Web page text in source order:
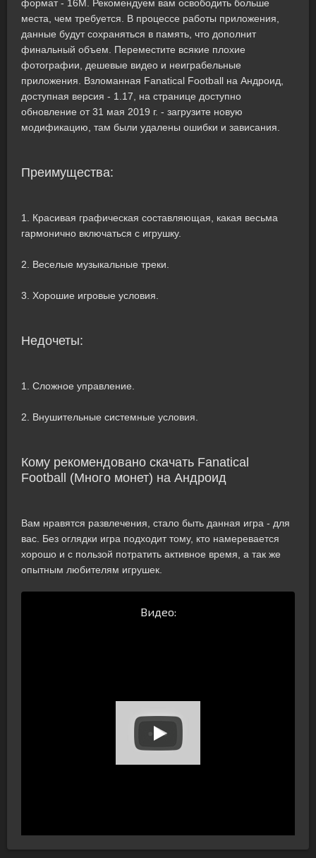
формат - 16M. Рекомендуем вам освободить больше
места, чем требуется. В процессе работы приложения,
данные будут сохраняться в память, что дополнит
финальный объем. Переместите всякие плохие
фотографии, дешевые видео и неиграбельные
приложения. Взломанная Fanatical Football на Андроид,
доступная версия - 1.17, на странице доступно
обновление от 31 мая 2019 г. - загрузите новую
модификацию, там были удалены ошибки и зависания.
Преимущества:
1. Красивая графическая составляющая, какая весьма
гармонично включаться с игрушку.
2. Веселые музыкальные треки.
3. Хорошие игровые условия.
Недочеты:
1. Сложное управление.
2. Внушительные системные условия.
Кому рекомендовано скачать Fanatical
Football (Много монет) на Андроид
Вам нравятся развлечения, стало быть данная игра - для
вас. Без оглядки игра подходит тому, кто намеревается
хорошо и с пользой потратить активное время, а так же
опытным любителям игрушек.
Видео: